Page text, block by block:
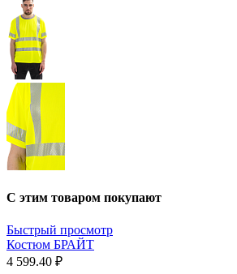
С этим товаром покупают
Быстрый просмотр
Костюм БРАЙТ
4 599.40 ₽